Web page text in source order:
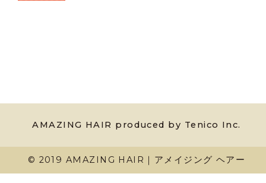
AMAZING HAIR produced by Tenico Inc.
© 2019 AMAZING HAIR｜アメイジング ヘアー